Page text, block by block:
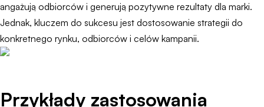
angażują odbiorców i generują pozytywne rezultaty dla marki.
Jednak, kluczem do sukcesu jest dostosowanie strategii do
konkretnego rynku, odbiorców i celów kampanii.
Przykłady zastosowania